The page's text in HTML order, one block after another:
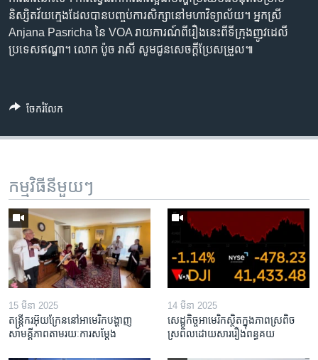
និស្សិតវ័យក្មេងដែលបានបញ្ចប់ការសិក្សានៅមហាវិទ្យាល័យ។ អ្នកស្រី
Anjana Pasricha នៃ VOA រាយការណ៍ពីរឿងនេះពីទីក្រុងញូវដេលី
ប្រទេសឥណ្ឌា។ លោក ប៉ូច រាសី សូមជូនសេចក្តីប្រែសម្រួល៕
ចែករំលែក
កម្មវិធី​នីមួយៗ
15 មីនា 2025
តន្ត្រីករ​អ៊ុយក្រែន​នៅ​អាមេរិក​បង្ហាញ​
សាមគ្គីភាព​តាម​រយៈ​ការសម្តែង
14 មីនា 2025
សេដ្ឋកិច្ច​អាមេរិក​ស្ថិត​ក្នុង​ភាពស្រពិច
ស្រពិល​ដោយសារ​រឿង​ពន្ធគយ